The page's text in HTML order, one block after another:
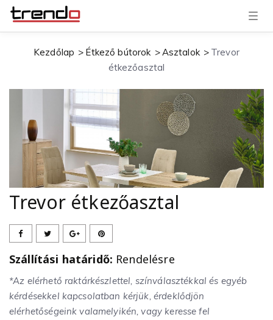
T
g
v
i
g
a
t
i
o
n
Kezdőlap Étkező bútorok Asztalok
Trevor
étkezőasztal
Trevor étkezőasztal
Szállítási határidő: Rendelésre
*Az elérhető raktárkészlettel, színválasztékkal és egyéb
kérdésekkel kapcsolatban kérjük, érdeklődjön
elérhetőségeink valamelyikén, vagy keresse fel